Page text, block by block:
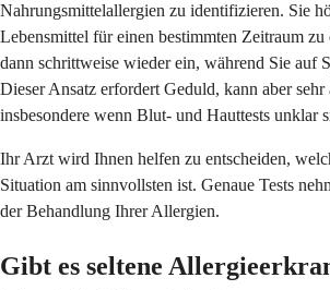
Nahrungsmittelallergien zu identifizieren. Sie
Lebensmittel für einen bestimmten Zeitraum zu
dann schrittweise wieder ein, während Sie auf
Dieser Ansatz erfordert Geduld, kann aber sehr
insbesondere wenn Blut- und Hauttests unklar
Ihr Arzt wird Ihnen helfen zu entscheiden,
Situation am sinnvollsten ist. Genaue Tests
der Behandlung Ihrer Allergien.
Gibt es seltene